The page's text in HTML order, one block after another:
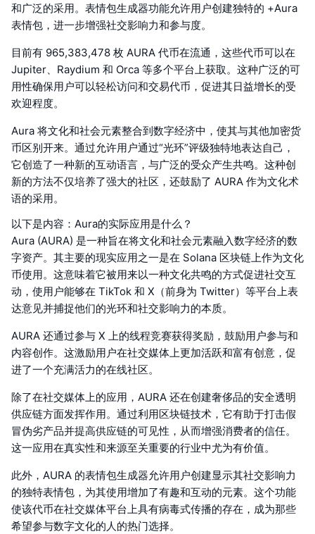
和广泛的采用。表情包生成器功能允许用户创建独特的 +Aura
表情包，进一步增强社交影响力和参与度。
目前有 965,383,478 枚 AURA 代币在流通，这些代币可以在
Jupiter、Raydium 和 Orca 等多个平台上获取。这种广泛的可
用性确保用户可以轻松访问和交易代币，促进其日益增长的受
欢迎程度。
Aura 将文化和社会元素整合到数字经济中，使其与其他加密货
币区别开来。通过允许用户通过“光环”评级独特地表达自己，
它创造了一种新的互动语言，与广泛的受众产生共鸣。这种创
新的方法不仅培养了强大的社区，还鼓励了 AURA 作为文化术
语的采用。
以下是内容：Aura的实际应用是什么？
Aura (AURA) 是一种旨在将文化和社会元素融入数字经济的数
字资产。其主要的现实应用之一是在 Solana 区块链上作为文化
币使用。这意味着它被用来以一种文化共鸣的方式促进社交互
动，使用户能够在 TikTok 和 X（前身为 Twitter）等平台上表
达意见并捕捉他们的光环和社交影响力的本质。
AURA 还通过参与 X 上的线程竞赛获得奖励，鼓励用户参与和
内容创作。这激励用户在社交媒体上更加活跃和富有创意，促
进了一个充满活力的在线社区。
除了在社交媒体上的应用，AURA 还在创建奢侈品的安全透明
供应链方面发挥作用。通过利用区块链技术，它有助于打击假
冒伪劣产品并提高供应链的可见性，从而增强消费者的信任。
这一应用在真实性和来源至关重要的行业中尤为有价值。
此外，AURA 的表情包生成器允许用户创建显示其社交影响力
的独特表情包，为其使用增加了有趣和互动的元素。这个功能
使该代币在社交媒体平台上具有病毒式传播的存在，成为那些
希望参与数字文化的人的热门选择。